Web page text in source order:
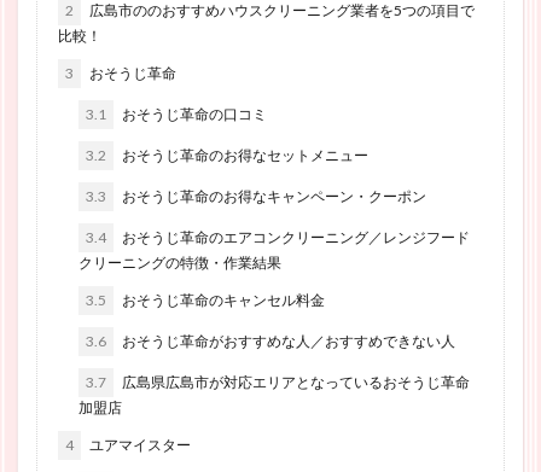
2
広島市ののおすすめハウスクリーニング業者を5つの項目で
比較！
3 おそうじ革命
3.1 おそうじ革命の口コミ
3.2 おそうじ革命のお得なセットメニュー
3.3 おそうじ革命のお得なキャンペーン・クーポン
3.4
おそうじ革命のエアコンクリーニング／レンジフード
クリーニングの特徴・作業結果
3.5 おそうじ革命のキャンセル料金
3.6 おそうじ革命がおすすめな人／おすすめできない人
3.7
広島県広島市が対応エリアとなっているおそうじ革命
加盟店
4 ユアマイスター